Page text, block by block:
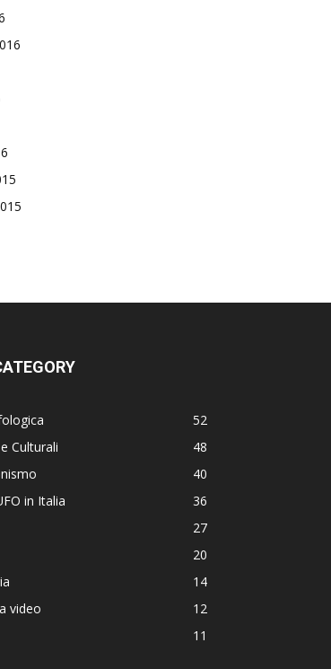
52
Culturali
48
40
in Italia
36
27
20
14
video
12
11